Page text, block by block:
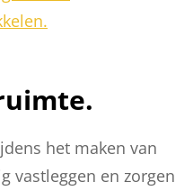
het maken van
vastleggen en zorgen